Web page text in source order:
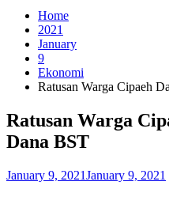
Home
2021
January
9
Ekonomi
Ratusan Warga Cipaeh
Ratusan Warga
Dana BST
January 9, 2021January 9, 2021